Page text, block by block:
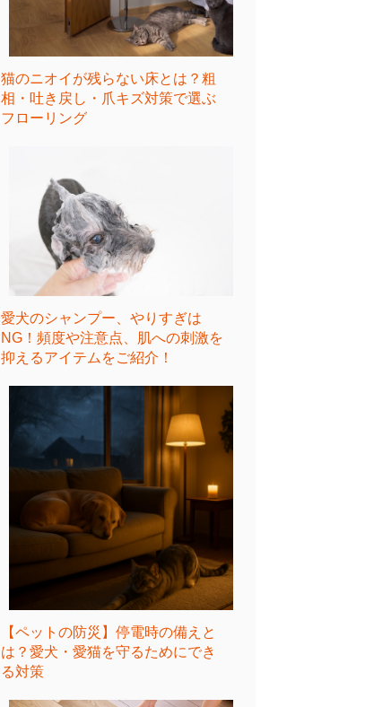
猫のニオイが残らない床とは？粗
相・吐き戻し・爪キズ対策で選ぶ
フローリング
愛犬のシャンプー、やりすぎは
NG！頻度や注意点、肌への刺激を
抑えるアイテムをご紹介！
【ペットの防災】停電時の備えと
は？愛犬・愛猫を守るためにでき
る対策